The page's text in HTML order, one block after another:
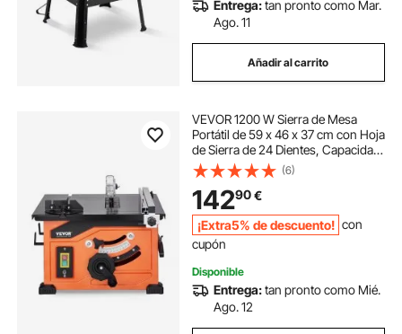
Entrega:tan pronto como Mar.
Ago. 11
Añadir al carrito
VEVOR 1200 W Sierra de Mesa
Portátil de 59 x 46 x 37 cm con Hoja
de Sierra de 24 Dientes, Capacidad
Máxima de Corte de 225 mm,
Velocidad de Corte de 4800 RPM
para Carpintería y Fabricación de
Muebles
(6)
14290€
¡Extra5% de descuento! con
cupón
Disponible
Entrega:tan pronto como Mié.
Ago. 12